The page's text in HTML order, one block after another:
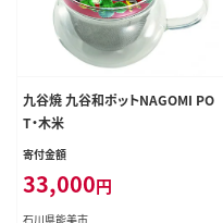
九谷焼 九谷和ポットNAGOMI PO
T・木米
寄付金額
33,000円
石川県能美市